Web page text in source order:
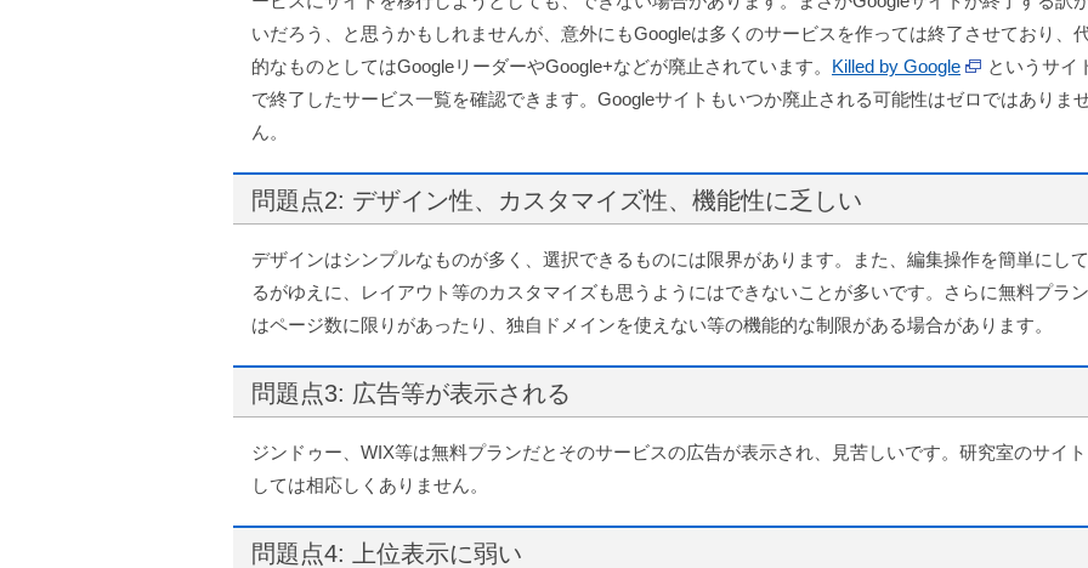
いだろう、と思うかもしれませんが、意外にもGoogleは多くのサービスを作っては終了させており、
的なものとしてはGoogleリーダーやGoogle+などが廃止されています。 Killed by Google
というサイ
で終了したサービス一覧を確認できます。Googleサイトもいつか廃止される可能性はゼロではありま
ん。
問題点2: デザイン性、カスタマイズ性、機能性に乏しい
デザインはシンプルなものが多く、選択できるものには限界があります。また、編集操作を簡単にし
るがゆえに、レイアウト等のカスタマイズも思うようにはできないことが多いです。さらに無料プラ
はページ数に限りがあったり、独自ドメインを使えない等の機能的な制限がある場合があります。
問題点3: 広告等が表示される
ジンドゥー、WIX等は無料プランだとそのサービスの広告が表示され、見苦しいです。研究室のサイト
しては相応しくありません。
問題点4: 上位表示に弱い